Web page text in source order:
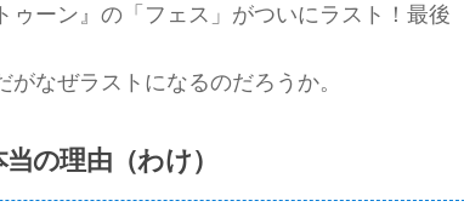
ゥーン』の「フェス」がついにラスト！最後
なぜラストになるのだろうか。
の理由（わけ）